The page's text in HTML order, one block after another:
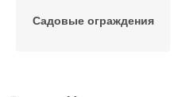
Садовые ограждения